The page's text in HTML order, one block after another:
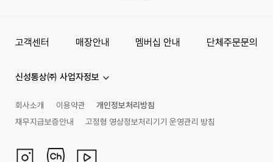
고객센터 매장안내 멤버십 안내 단체주문문의
신성통상㈜ 사업자정보
회사소개 이용약관
개인정보처리방침
채무지급보증안내
고정형 영상정보처리기기 운영관리 방침